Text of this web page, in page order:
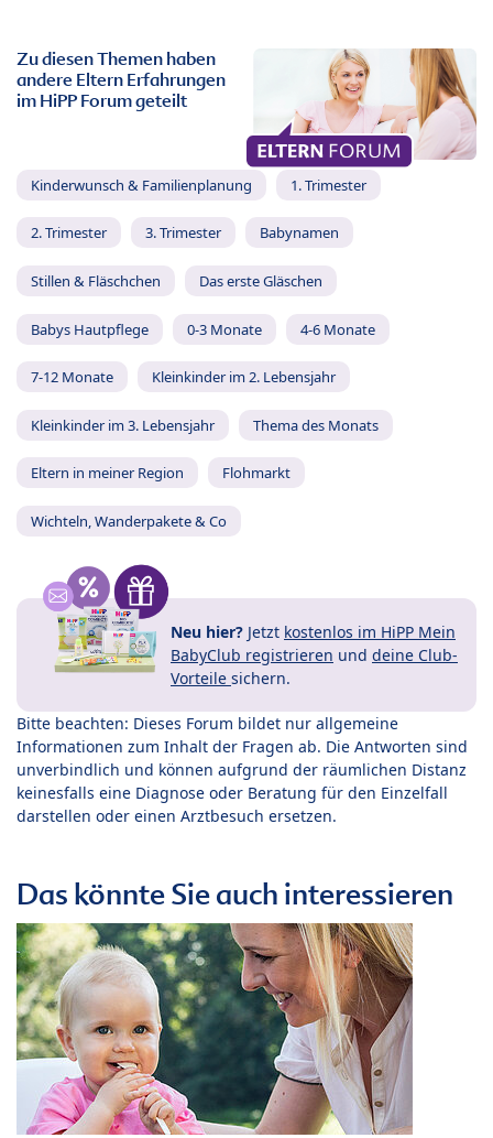
Zu diesen Themen haben
andere Eltern Erfahrungen
im HiPP Forum geteilt
Kinderwunsch & Familienplanung 1. Trimester
2. Trimester 3. Trimester Babynamen
Stillen & Fläschchen Das erste Gläschen
Babys Hautpflege 0-3 Monate 4-6 Monate
7-12 Monate Kleinkinder im 2. Lebensjahr
Kleinkinder im 3. Lebensjahr Thema des Monats
Eltern in meiner Region Flohmarkt
Wichteln, Wanderpakete & Co
Neu hier? Jetzt kostenlos im HiPP Mein
BabyClub registrieren und deine Club-
Vorteile sichern.
Bitte beachten: Dieses Forum bildet nur allgemeine
Informationen zum Inhalt der Fragen ab. Die Antworten sind
unverbindlich und können aufgrund der räumlichen Distanz
keinesfalls eine Diagnose oder Beratung für den Einzelfall
darstellen oder einen Arztbesuch ersetzen.
Das könnte Sie auch interessieren